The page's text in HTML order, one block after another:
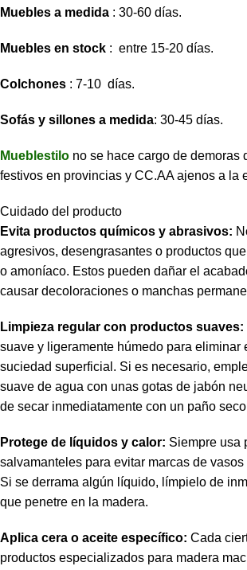
Muebles a medida : 30-60 días.
Muebles en stock : entre 15-20 días.
Colchones : 7-10 días.
Sofás y sillones a medida: 30-45 días.
Mueblestilo no se hace cargo de demoras
festivos en provincias y CC.AA ajenos a la
Cuidado del producto
Evita productos químicos y abrasivos:
agresivos, desengrasantes o productos
o amoníaco. Estos pueden dañar el
causar decoloraciones o manchas
Limpieza regular con productos suaves:
suave y ligeramente húmedo para eliminar
suciedad superficial. Si es necesario,
suave de agua con unas gotas de jabón
de secar inmediatamente con un paño
Protege de líquidos y calor: Siempre usa
salvamanteles para evitar marcas de
Si se derrama algún líquido, límpielo de
que penetre en la madera.
Aplica cera o aceite específico: Cada
productos especializados para madera